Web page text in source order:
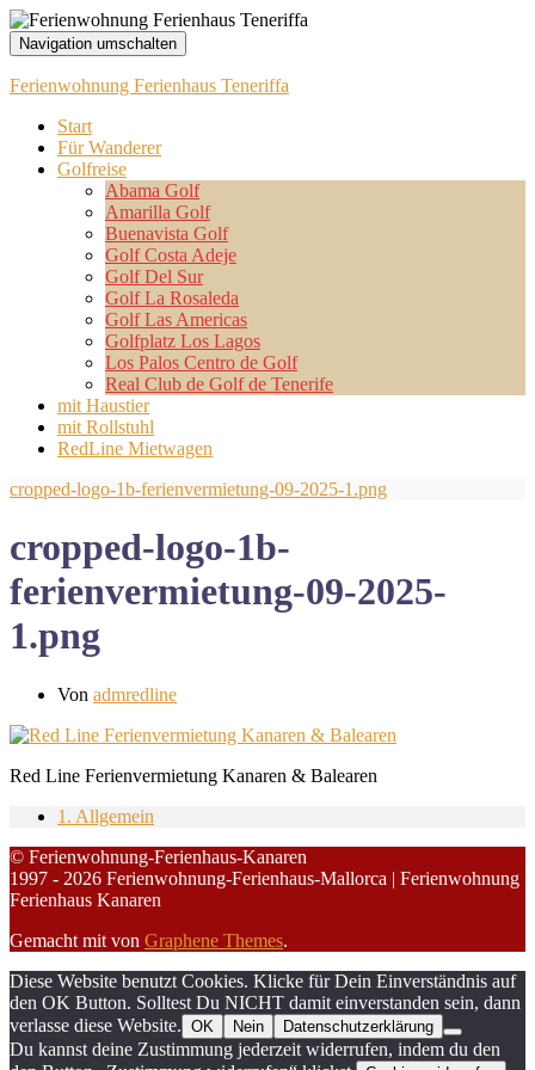
Navigation umschalten
Ferienwohnung Ferienhaus Teneriffa
Start
Für Wanderer
Golfreise
Abama Golf
Amarilla Golf
Buenavista Golf
Golf Costa Adeje
Golf Del Sur
Golf La Rosaleda
Golf Las Americas
Golfplatz Los Lagos
Los Palos Centro de Golf
Real Club de Golf de Tenerife
mit Haustier
mit Rollstuhl
RedLine Mietwagen
cropped-logo-1b-ferienvermietung-09-2025-1.png
cropped-logo-1b-
ferienvermietung-09-2025-
1.png
Von admredline
Red Line Ferienvermietung Kanaren & Balearen
1. Allgemein
© Ferienwohnung-Ferienhaus-Kanaren
1997 - 2026 Ferienwohnung-Ferienhaus-Mallorca | Ferienwohnung
Ferienhaus Kanaren
Gemacht mit von Graphene Themes.
Diese Website benutzt Cookies. Klicke für Dein Einverständnis auf
den OK Button. Solltest Du NICHT damit einverstanden sein, dann
verlasse diese Website. OK Nein Datenschutzerklärung
Du kannst deine Zustimmung jederzeit widerrufen, indem du den